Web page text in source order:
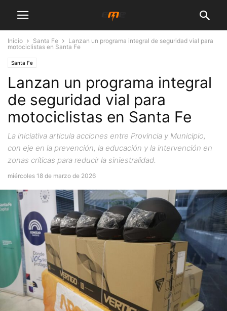
Inicio Santa Fe
Lanzan un programa integral de seguridad vial para
motociclistas en Santa Fe
Santa Fe
Lanzan un programa integral
de seguridad vial para
motociclistas en Santa Fe
La iniciativa articula acciones entre Provincia y Municipio,
con eje en la prevención, la educación y la intervención en
zonas críticas para reducir la siniestralidad.
miércoles 18 de marzo de 2026